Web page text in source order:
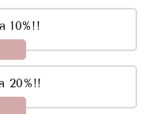
10%!!
20%!!